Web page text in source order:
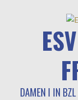
DAMEN I IN